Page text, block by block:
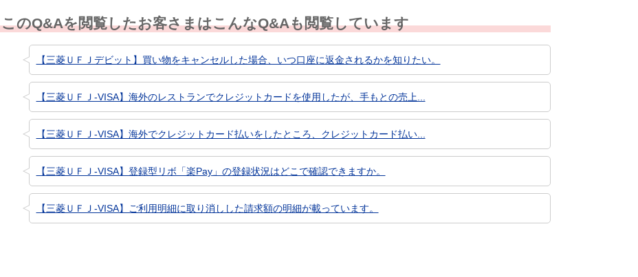
このQ&Aを閲覧したお客さまはこんなQ&Aも閲覧しています
【三菱ＵＦＪデビット】買い物をキャンセルした場合、いつ口座に返金されるかを知りたい。
【三菱ＵＦＪ-VISA】海外のレストランでクレジットカードを使用したが、手もとの売上...
【三菱ＵＦＪ-VISA】海外でクレジットカード払いをしたところ、クレジットカード払い...
【三菱ＵＦＪ-VISA】登録型リボ「楽Pay」の登録状況はどこで確認できますか。
【三菱ＵＦＪ-VISA】ご利用明細に取り消しした請求額の明細が載っています。